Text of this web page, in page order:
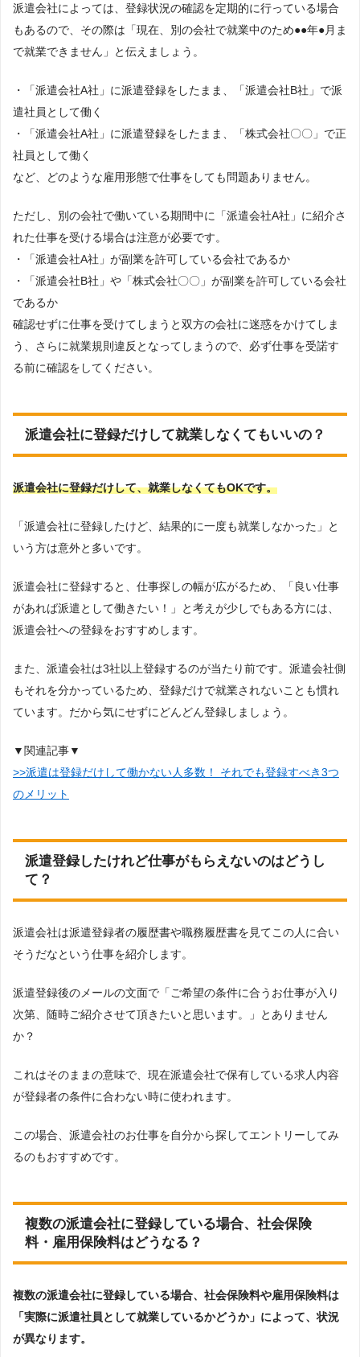
派遣会社によっては、登録状況の確認を定期的に行っている場合
もあるので、その際は「現在、別の会社で就業中のため●●年●月ま
で就業できません」と伝えましょう。
・「派遣会社A社」に派遣登録をしたまま、「派遣会社B社」で派
遣社員として働く
・「派遣会社A社」に派遣登録をしたまま、「株式会社〇〇」で正
社員として働く
など、どのような雇用形態で仕事をしても問題ありません。
ただし、別の会社で働いている期間中に「派遣会社A社」に紹介さ
れた仕事を受ける場合は注意が必要です。
・「派遣会社A社」が副業を許可している会社であるか
・「派遣会社B社」や「株式会社〇〇」が副業を許可している会社
であるか
確認せずに仕事を受けてしまうと双方の会社に迷惑をかけてしま
う、さらに就業規則違反となってしまうので、必ず仕事を受諾す
る前に確認をしてください。
派遣会社に登録だけして就業しなくてもいいの？
派遣会社に登録だけして、就業しなくてもOKです。
「派遣会社に登録したけど、結果的に一度も就業しなかった」と
いう方は意外と多いです。
派遣会社に登録すると、仕事探しの幅が広がるため、「良い仕事
があれば派遣として働きたい！」と考えが少しでもある方には、
派遣会社への登録をおすすめします。
また、派遣会社は3社以上登録するのが当たり前です。派遣会社側
もそれを分かっているため、登録だけで就業されないことも慣れ
ています。だから気にせずにどんどん登録しましょう。
▼関連記事▼
>>派遣は登録だけして働かない人多数！ それでも登録すべき3つ
のメリット
派遣登録したけれど仕事がもらえないのはどうし
て？
派遣会社は派遣登録者の履歴書や職務履歴書を見てこの人に合い
そうだなという仕事を紹介します。
派遣登録後のメールの文面で「ご希望の条件に合うお仕事が入り
次第、随時ご紹介させて頂きたいと思います。」とありません
か？
これはそのままの意味で、現在派遣会社で保有している求人内容
が登録者の条件に合わない時に使われます。
この場合、派遣会社のお仕事を自分から探してエントリーしてみ
るのもおすすめです。
複数の派遣会社に登録している場合、社会保険
料・雇用保険料はどうなる？
複数の派遣会社に登録している場合、社会保険料や雇用保険料は
「実際に派遣社員として就業しているかどうか」によって、状況
が異なります。